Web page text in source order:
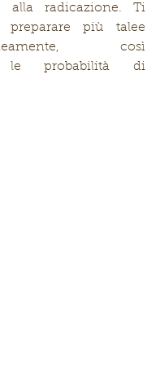
alla radicazione. Ti
più talee
così
le probabilità di